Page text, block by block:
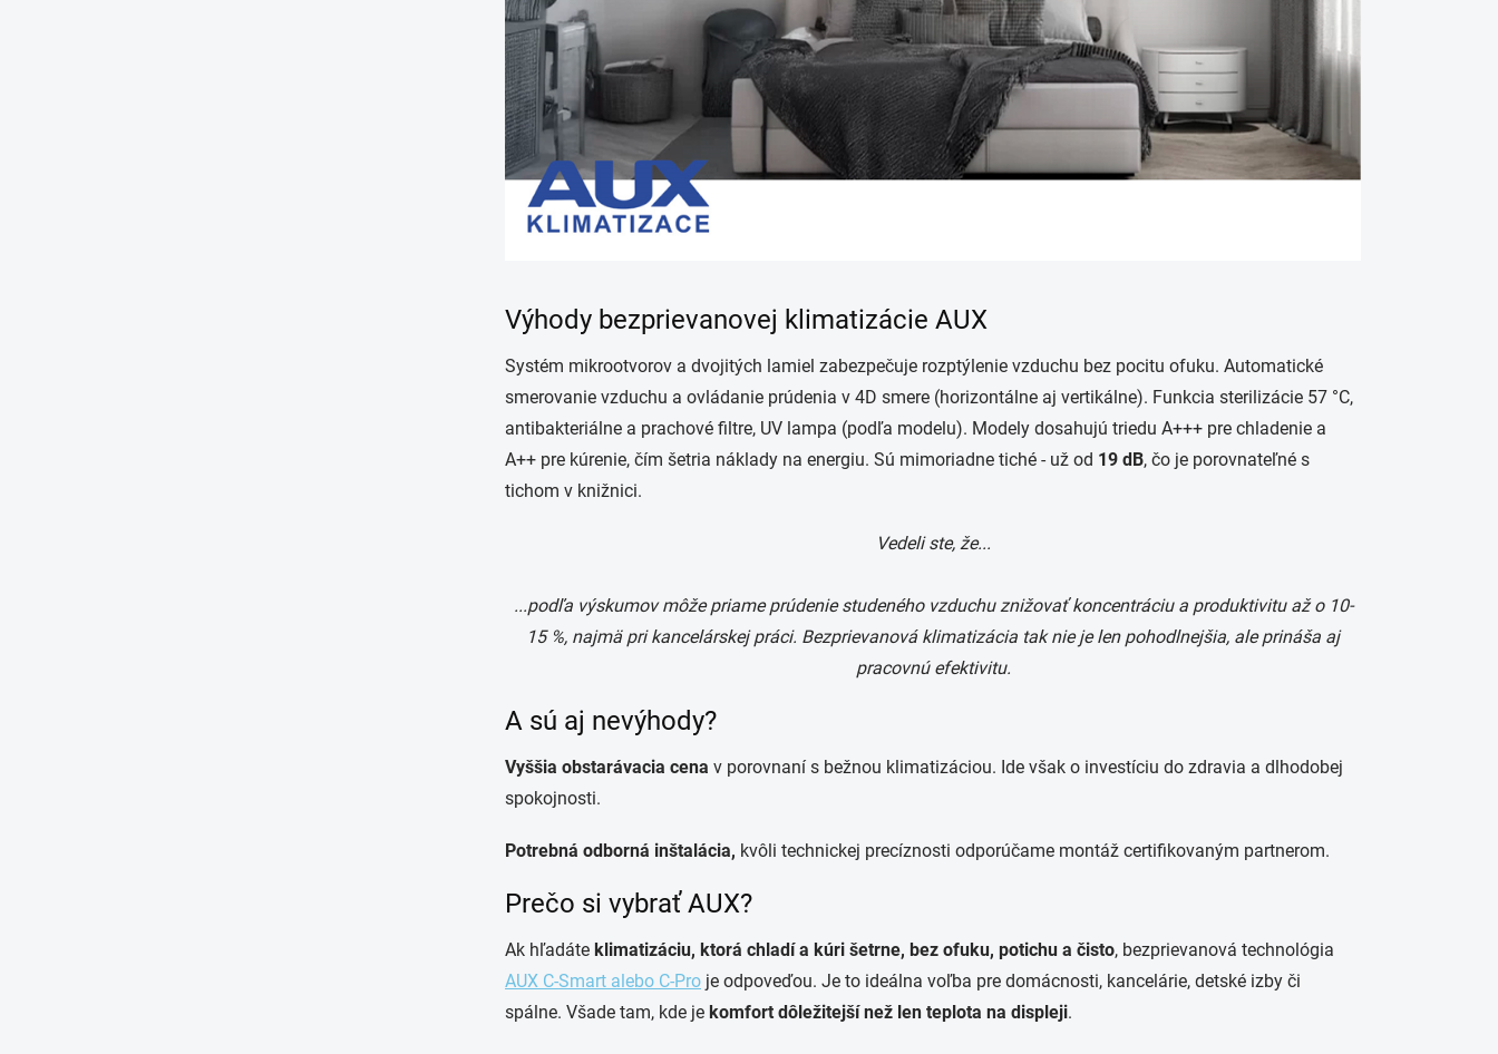
Výhody bezprievanovej klimatizácie AUX
Systém mikrootvorov a dvojitých lamiel zabezpečuje rozptýlenie vzduchu bez pocitu ofuku. Automatické
smerovanie vzduchu a ovládanie prúdenia v 4D smere (horizontálne aj vertikálne). Funkcia sterilizácie 57 °C,
antibakteriálne a prachové filtre, UV lampa (podľa modelu). Modely dosahujú triedu A+++ pre chladenie a
A++ pre kúrenie, čím šetria náklady na energiu. Sú mimoriadne tiché - už od 19 dB, čo je porovnateľné s
tichom v knižnici.
Vedeli ste, že...
...podľa výskumov môže priame prúdenie studeného vzduchu znižovať koncentráciu a produktivitu až o 10-
15 %, najmä pri kancelárskej práci. Bezprievanová klimatizácia tak nie je len pohodlnejšia, ale prináša aj
pracovnú efektivitu.
A sú aj nevýhody?
Vyššia obstarávacia cena v porovnaní s bežnou klimatizáciou. Ide však o investíciu do zdravia a dlhodobej
spokojnosti.
Potrebná odborná inštalácia, kvôli technickej precíznosti odporúčame montáž certifikovaným partnerom.
Prečo si vybrať AUX?
Ak hľadáte klimatizáciu, ktorá chladí a kúri šetrne, bez ofuku, potichu a čisto, bezprievanová technológia
AUX C-Smart alebo C-Pro je odpoveďou. Je to ideálna voľba pre domácnosti, kancelárie, detské izby či
spálne. Všade tam, kde je komfort dôležitejší než len teplota na displeji.